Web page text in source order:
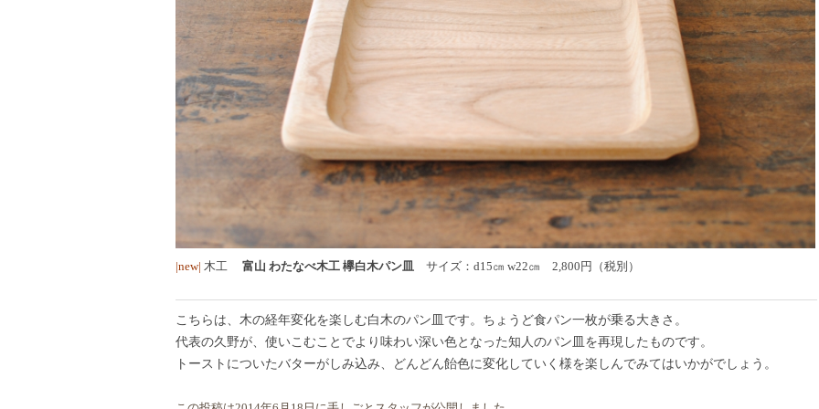
|new| 木工 富山 わたなべ木工 欅白木パン皿 サイズ：d15㎝ w22㎝ 2,800 円（税別）
こちらは、木の経年変化を楽しむ白木のパン皿です。ちょうど食パン一枚が乗る大きさ。
代表の久野が、使いこむことでより味わい深い色となった知人のパン皿を再現したものです。
トーストについたバターがしみ込み、どんどん飴色に変化していく様を楽しんでみてはいかがでしょう。